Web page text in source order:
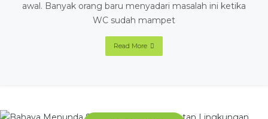
awal. Banyak orang baru menyadari masalah ini ketika
WC sudah mampet
Read More